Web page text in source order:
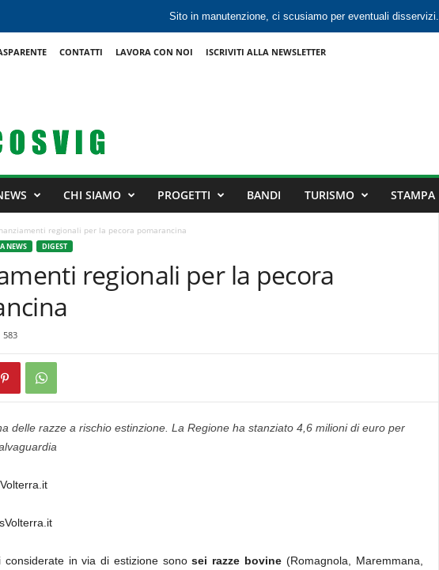
Sito in manutenzione, ci scusiamo per eventuali disservizi.
CONTATTI LAVORA CON NOI ISCRIVITI ALLA NEWSLETTER
CHI SIAMO PROGETTI BANDI TURISMO STAMPA
regionali per la pecora pomarancina
NEWS DIGEST
regionali per la pecora
583
delle razze a rischio estinzione. La Regione ha stanziato 4,6 milioni di euro per
considerate in via di estizione sonosei razze bovine(Romagnola, Maremmana,